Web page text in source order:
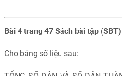
Bài 4 trang 47 Sách bài tập
Cho bảng số liệu sau: